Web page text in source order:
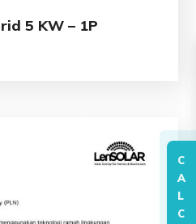
5 KW – 1P
C
A
L
C